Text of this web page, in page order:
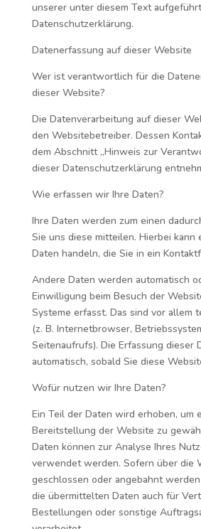
unserer unter diesem Text
Datenschutzerklärung.
Datenerfassung auf dieser Website
Wer ist verantwortlich für die
dieser Website?
Die Datenverarbeitung auf dieser
den Websitebetreiber. Dessen
dem Abschnitt „Hinweis zur
dieser Datenschutzerklärung
Wie erfassen wir Ihre Daten?
Ihre Daten werden zum einen
Sie uns diese mitteilen. Hierbei kann
Daten handeln, die Sie in ein
Andere Daten werden automatisch
Einwilligung beim Besuch der
Systeme erfasst. Das sind vor allem
(z. B. Internetbrowser,
Seitenaufrufs). Die Erfassung dieser
automatisch, sobald Sie diese
Wofür nutzen wir Ihre Daten?
Ein Teil der Daten wird erhoben, um
Bereitstellung der Website zu
Daten können zur Analyse Ihres
verwendet werden. Sofern über die
geschlossen oder angebahnt
die übermittelten Daten auch für
Bestellungen oder sonstige